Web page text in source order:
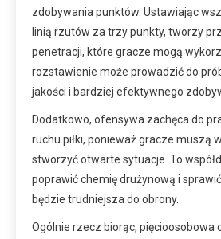
zdobywania punktów. Ustawiając
linią rzutów za trzy punkty, tworzy
penetracji, które gracze mogą
rozstawienie może prowadzić do
jakości i bardziej efektywnego
Dodatkowo, ofensywa zachęca do
ruchu piłki, ponieważ gracze muszą
stworzyć otwarte sytuacje. To
poprawić chemię drużynową i
będzie trudniejsza do obrony.
Ogólnie rzecz biorąc, pięcioosobowa